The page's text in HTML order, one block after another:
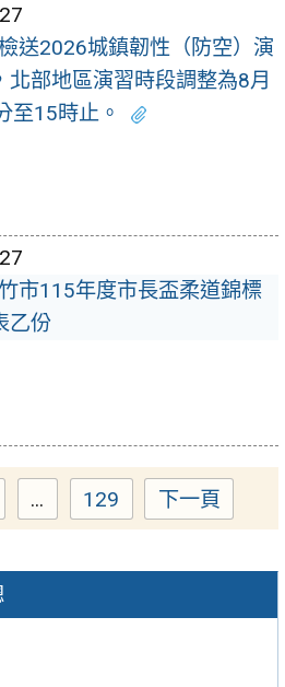
送2026城鎮韌性（防空）演
部地區演習時段調整為8月
至15時止。
竹市115年度市長盃柔道錦標
乙份
Page... Page
129 下一頁